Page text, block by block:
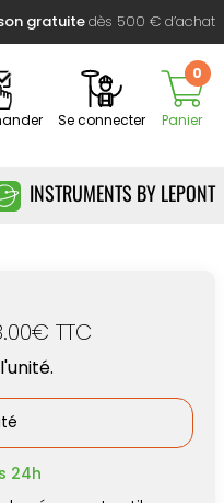
gratuitedès 500 € d’achat
Se connecter Panier
0
INSTRUMENTS BY LEPONT
TTC
24h